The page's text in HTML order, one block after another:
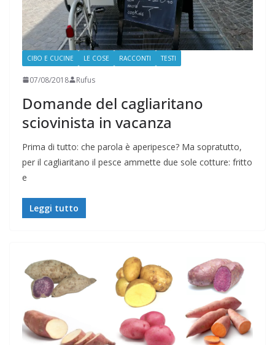
CIBO E CUCINE LE COSE RACCONTI TESTI
07/08/2018 Rufus
Domande del cagliaritano
sciovinista in vacanza
Prima di tutto: che parola è aperipesce? Ma sopratutto,
per il cagliaritano il pesce ammette due sole cotture: fritto
e
Leggi tutto